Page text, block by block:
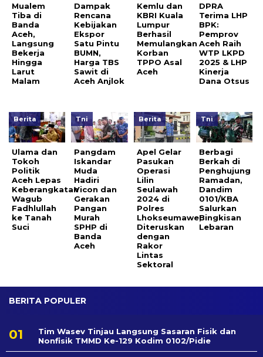
Mualem
Tiba di
Banda
Aceh,
Langsung
Bekerja
Hingga
Larut
Malam
Dampak
Rencana
Kebijakan
Ekspor
Satu Pintu
BUMN,
Harga TBS
Sawit di
Aceh Anjlok
Kemlu dan
KBRI Kuala
Lumpur
Berhasil
Memulangkan
Korban
TPPO Asal
Aceh
DPRA
Terima LHP
BPK:
Pemprov
Aceh Raih
WTP LKPD
2025 & LHP
Kinerja
Dana Otsus
Berita
Ulama dan
Tokoh
Politik
Aceh Lepas
Keberangkatan
Wagub
Fadhlullah
ke Tanah
Suci
Tni
Pangdam
Iskandar
Muda
Hadiri
Vicon dan
Gerakan
Pangan
Murah
SPHP di
Banda
Aceh
Berita
Apel Gelar
Pasukan
Operasi
Lilin
Seulawah
2024 di
Polres
Lhokseumawe,
Diteruskan
dengan
Rakor
Lintas
Sektoral
Tni
Berbagi
Berkah di
Penghujung
Ramadan,
Dandim
0101/KBA
Salurkan
Bingkisan
Lebaran
BERITA POPULER
Tim Wasev Tinjau Langsung Sasaran Fisik dan
Nonfisik TMMD Ke-129 Kodim 0102/Pidie